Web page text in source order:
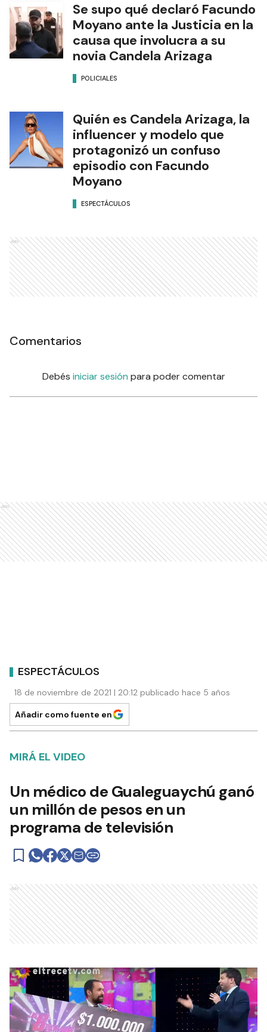
Se supo qué declaró Facundo
Moyano ante la Justicia en la
causa que involucra a su
novia Candela Arizaga
POLICIALES
Quién es Candela Arizaga, la
influencer y modelo que
protagonizó un confuso
episodio con Facundo
Moyano
ESPECTÁCULOS
Ads
Comentarios
Debés iniciar sesión para poder comentar
Ads
ESPECTÁCULOS
18 de noviembre de 2021 | 20:12 publicado hace 5 años
Añadir como fuente en
MIRÁ EL VIDEO
Un médico de Gualeguaychú ganó
un millón de pesos en un
programa de televisión
Ads